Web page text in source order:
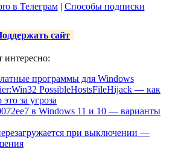
в Телеграм| Способы подписки
сайт
интересно:
программы для Windows
PossibleHostsFileHijack — как
за угроза
в Windows 11 и 10 — варианты
при выключении —